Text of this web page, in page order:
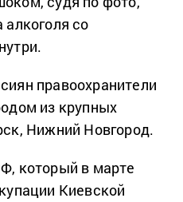
со
правоохранители
из крупных
Нижний Новгород.
который в марте
Киевской